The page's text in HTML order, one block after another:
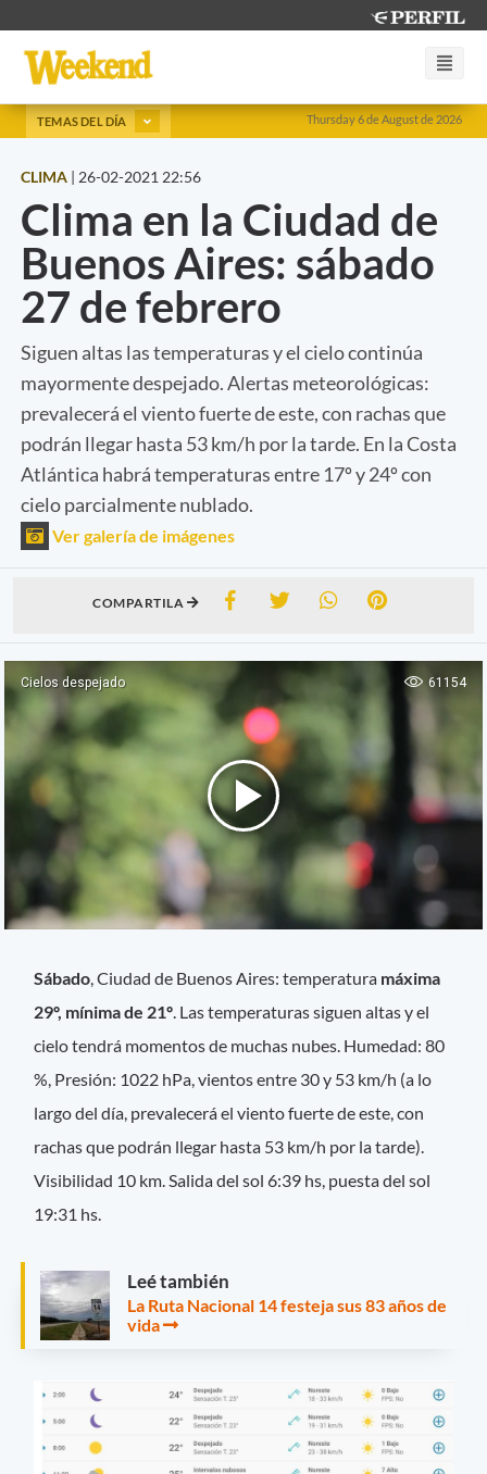
Thursday 6 de August de 2026
TEMAS DEL DÍA
CLIMA | 26-02-2021 22:56
Clima en la Ciudad de
Buenos Aires: sábado
27 de febrero
Siguen altas las temperaturas y el cielo continúa
mayormente despejado. Alertas meteorológicas:
prevalecerá el viento fuerte de este, con rachas que
podrán llegar hasta 53 km/h por la tarde. En la Costa
Atlántica habrá temperaturas entre 17º y 24º con
cielo parcialmente nublado.
Ver galería de imágenes
COMPARTILA
Sábado , Ciudad de Buenos Aires: temperatura máxima
29º, mínima de 21º . Las temperaturas siguen altas y el
cielo tendrá momentos de muchas nubes. Humedad: 80
%, Presión: 1022 hPa, vientos entre 30 y 53 km/h (a lo
largo del día, prevalecerá el viento fuerte de este, con
rachas que podrán llegar hasta 53 km/h por la tarde).
Visibilidad 10 km. Salida del sol 6:39 hs, puesta del sol
19:31 hs.
Leé también
La Ruta Nacional 14 festeja sus 83 años de
vida